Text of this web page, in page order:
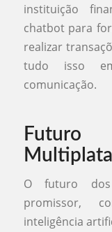
instituição
chatbot para
realizar
tudo isso
comunicação.
O futuro dos
promissor,
inteligência